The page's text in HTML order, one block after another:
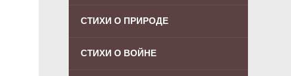
СТИХИ О ПРИРОДЕ
СТИХИ О ВОЙНЕ